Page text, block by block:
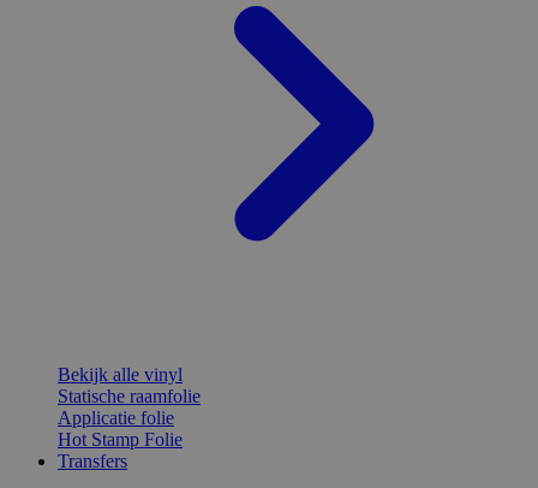
Bekijk alle vinyl
Statische raamfolie
Applicatie folie
Hot Stamp Folie
Transfers